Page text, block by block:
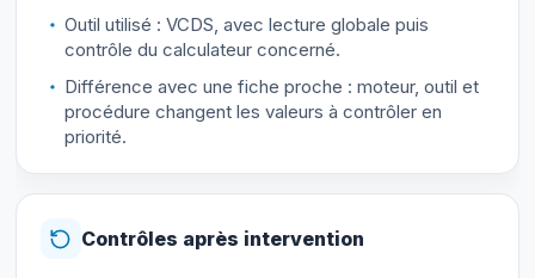
Outil utilisé : VCDS, avec lecture globale puis
contrôle du calculateur concerné.
Différence avec une fiche proche : moteur, outil et
procédure changent les valeurs à contrôler en
priorité.
Contrôles après intervention